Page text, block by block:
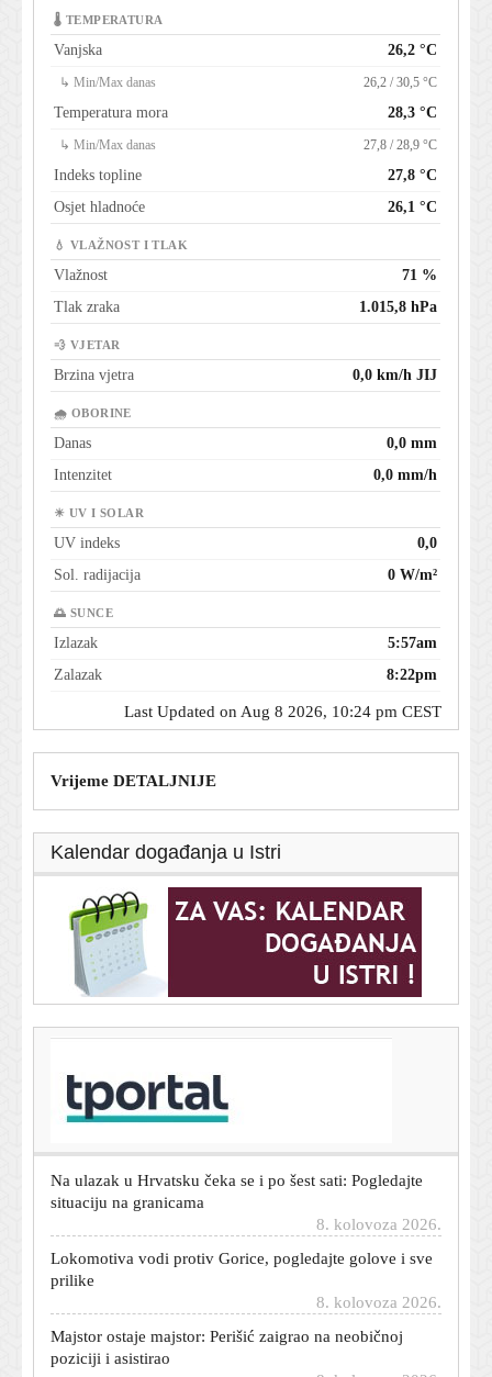
🌡 TEMPERATURA
Vanjska 26,2 °C
↳ Min/Max danas 26,2 / 30,5 °C
Temperatura mora 28,3 °C
↳ Min/Max danas 27,8 / 28,9 °C
Indeks topline
27,8 °C
Osjet hladnoće
26,1 °C
💧 VLAŽNOST I TLAK
Vlažnost
71 %
Tlak zraka
1.015,8 hPa
💨 VJETAR
Brzina vjetra 0,0 km/h JIJ
🌧 OBORINE
Danas
0,0 mm
Intenzitet
0,0 mm/h
☀ UV I SOLAR
UV indeks
0,0
Sol. radijacija
0 W/m²
🌅 SUNCE
Izlazak
5:57am
Zalazak
8:22pm
Last Updated on Aug 8 2026, 10:24 pm CEST
Vrijeme DETALJNIJE
Kalendar događanja u Istri
Hajduk objavio zanimljive brojke: Evo tko najviše trči, a
tko je najbrži
situaciju na granicama
Lokomotiva vodi protiv Gorice, pogledajte golove i sve
prilike
Majstor ostaje majstor: Perišić zaigrao na neobičnoj
poziciji i asistirao